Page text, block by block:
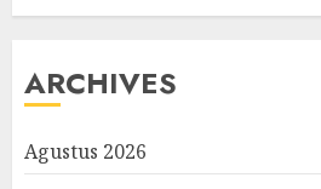
ARCHIVES
Agustus 2026